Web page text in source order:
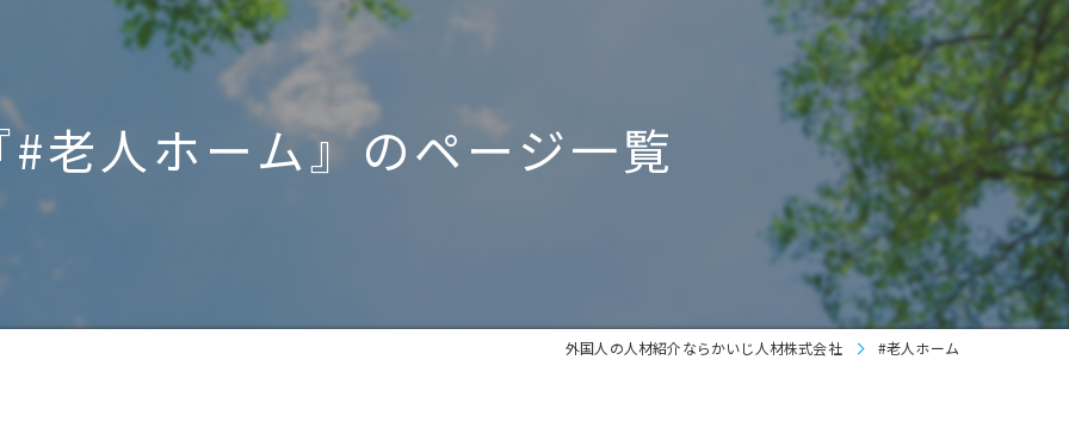
ミャンマー
インドネシア
日本語力
コラム
老人ホーム』のページ一覧
外国人の人材紹介ならかいじ人材株式会社 #老人ホーム